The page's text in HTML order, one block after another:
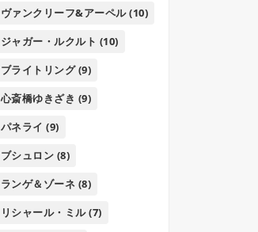
ヴァンクリーフ&アーペル(10)
ジャガー・ルクルト (10)
ブライトリング(9)
心斎橋ゆきざき (9)
パネライ (9)
ブシュロン (8)
ランゲ＆ゾーネ (8)
リシャール・ミル(7)